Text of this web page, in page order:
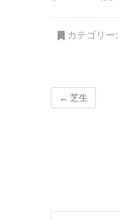
カテゴリー:
← 芝生